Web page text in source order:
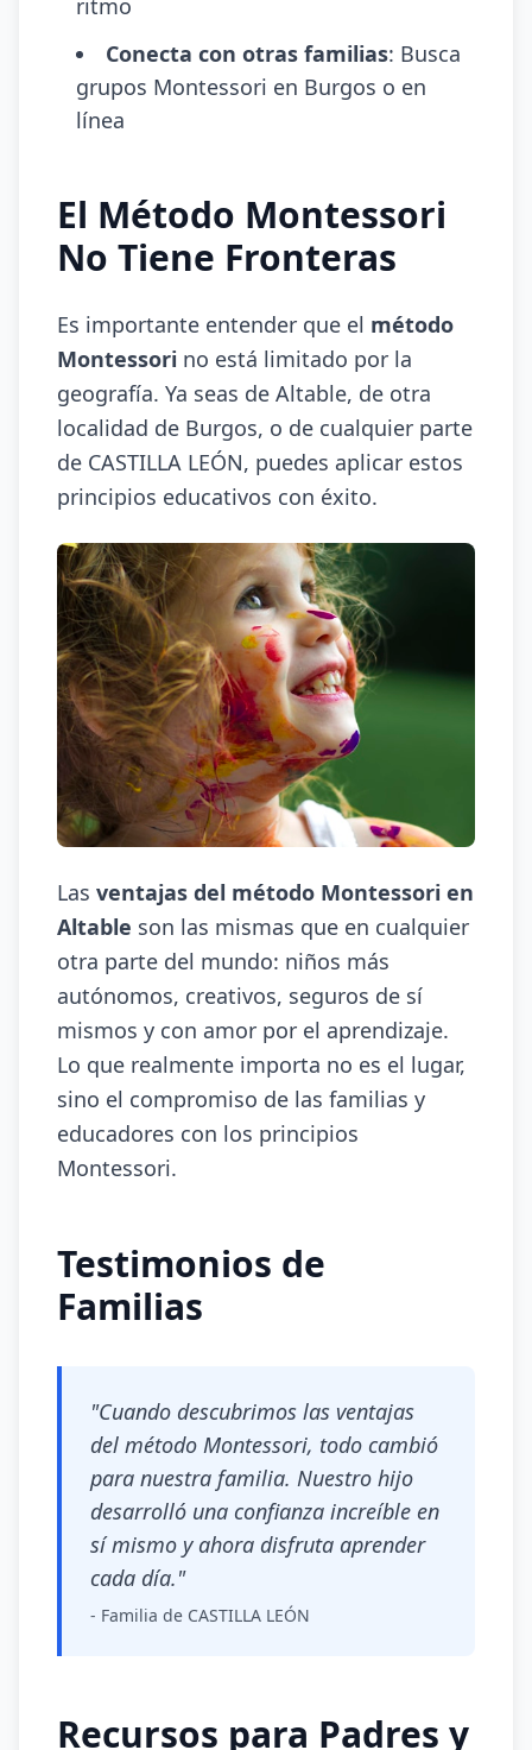
ritmo
Conecta con otras familias: Busca
grupos Montessori en Burgos o en
línea
El Método Montessori
No Tiene Fronteras
Es importante entender que el método
Montessori no está limitado por la
geografía. Ya seas de Altable, de otra
localidad de Burgos, o de cualquier parte
de CASTILLA LEÓN, puedes aplicar estos
principios educativos con éxito.
Las ventajas del método Montessori en
Altable son las mismas que en cualquier
otra parte del mundo: niños más
autónomos, creativos, seguros de sí
mismos y con amor por el aprendizaje.
Lo que realmente importa no es el lugar,
sino el compromiso de las familias y
educadores con los principios
Montessori.
Testimonios de
Familias
"Cuando descubrimos las ventajas
del método Montessori, todo cambió
para nuestra familia. Nuestro hijo
desarrolló una confianza increíble en
sí mismo y ahora disfruta aprender
cada día."
- Familia de CASTILLA LEÓN
Recursos para Padres y